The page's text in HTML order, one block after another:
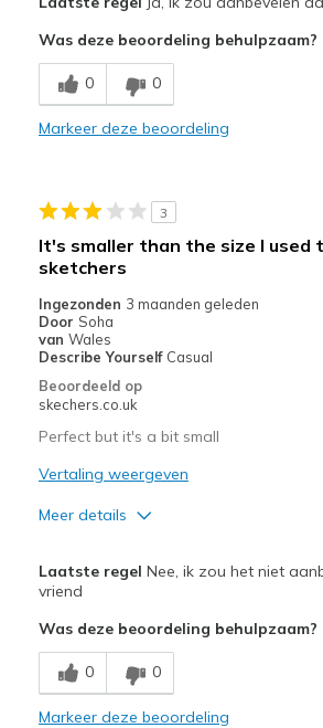
Beste toepassingen
Casual Wear
View On Shoes
Shoes are for
Was deze beoordeling behulpzaam?
0 0
Markeer deze beoordeling
3
It's smaller than the size I used
sketchers
Ingezonden 3 maanden geleden
Door Soha
van Wales
Describe Yourself Casual
Beoordeeld op
skechers.co.uk
Perfect but it's a bit small
Vertaling weergeven
Meer details
Breathe Well
Beste toepassingen
Going Out
Width
Feels too narrow
Laatste regel Nee, ik zou het niet
vriend
Was deze beoordeling behulpzaam?
0 0
Markeer deze beoordeling